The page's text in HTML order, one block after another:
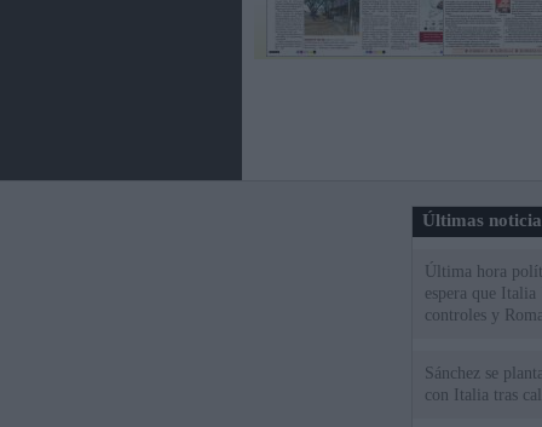
Últimas
Última hora
espera que
controles y
Sánchez se
con Italia tras